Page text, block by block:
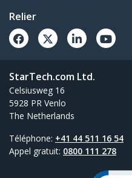
Relier
StarTech.com Ltd.
Celsiusweg 16
5928 PR Venlo
The Netherlands
Téléphone: +41 44 511 16 54
Appel gratuit: 0800 111 278